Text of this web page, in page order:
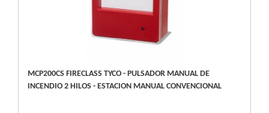
MCP200CS FIRECLASS TYCO - PULSADOR MANUAL DE
INCENDIO 2 HILOS - ESTACION MANUAL CONVENCIONAL